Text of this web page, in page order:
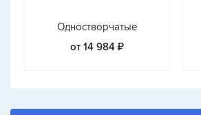
Одностворчатые
от 14 984 ₽